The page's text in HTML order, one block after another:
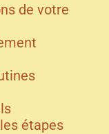
de votre
étapes